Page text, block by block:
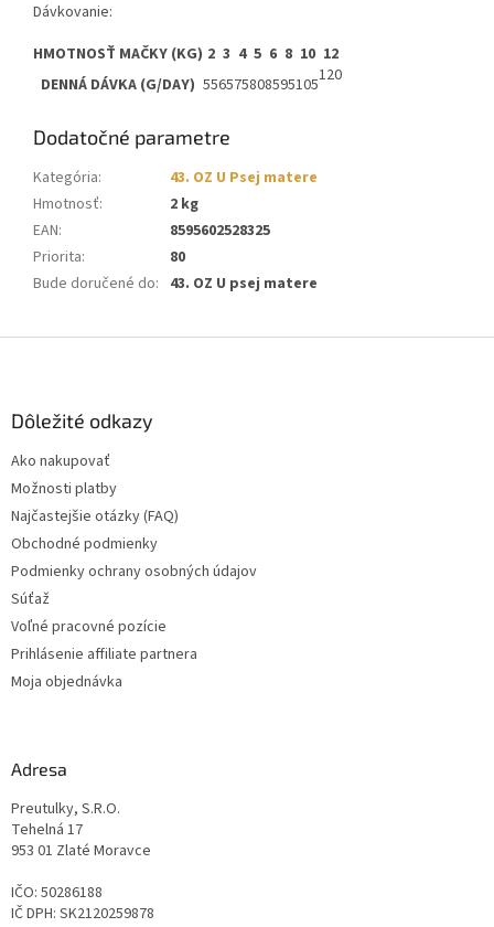
Dávkovanie:
HMOTNOSŤ MAČKY (KG) 2 3 4 5 6 8 10 12
DENNÁ DÁVKA (G/DAY) 556575808595105120
Dodatočné parametre
Kategória:
43. OZ U Psej matere
Hmotnosť:
2 kg
EAN:
8595602528325
Priorita:
80
Bude doručené do: 43. OZ U psej matere
Dôležité odkazy
Ako nakupovať
Možnosti platby
Najčastejšie otázky (FAQ)
Obchodné podmienky
Podmienky ochrany osobných údajov
Súťaž
Voľné pracovné pozície
Prihlásenie affiliate partnera
Moja objednávka
Adresa
Preutulky, S.R.O.
Tehelná 17
953 01 Zlaté Moravce
IČO: 50286188
IČ DPH: SK2120259878